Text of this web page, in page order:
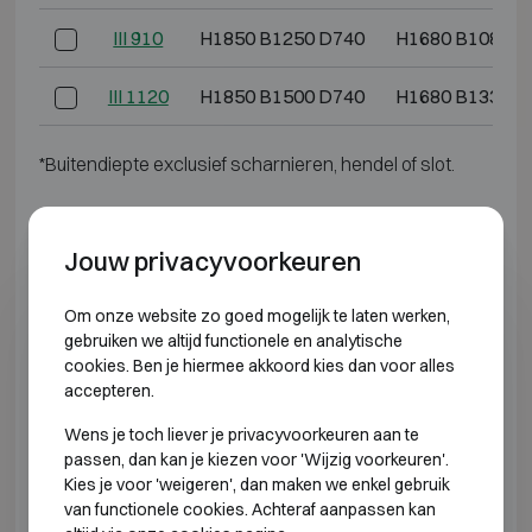
III 910 H1850 B1250 D740 H1680 B1080
III 1120 H1850 B1500 D740 H1680 B1330
*Buitendiepte exclusief scharnieren, hendel of slot.
Model Buitenmaten (mm) Binnenmaten
IV 110 H790 B730 D560 H620 B560
IV 170 H920 B730 D640
IV 210 H920 B730 D740 H750 B560
Jouw privacyvoorkeuren
Om onze website zo goed mogelijk te laten werken,
gebruiken we altijd functionele en analytische
cookies. Ben je hiermee akkoord kies dan voor alles
accepteren.
Wens je toch liever je privacyvoorkeuren aan te
passen, dan kan je kiezen voor 'Wijzig voorkeuren'.
Kies je voor 'weigeren', dan maken we enkel gebruik
van functionele cookies. Achteraf aanpassen kan